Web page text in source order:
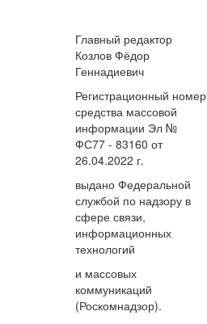
Главный редактор
Козлов Фёдор
Геннадиевич
Регистрационный номер
средства массовой
информации Эл №
ФС77 - 83160 от
26.04.2022 г.
выдано Федеральной
службой по надзору в
сфере связи,
информационных
технологий
и массовых
коммуникаций
(Роскомнадзор).